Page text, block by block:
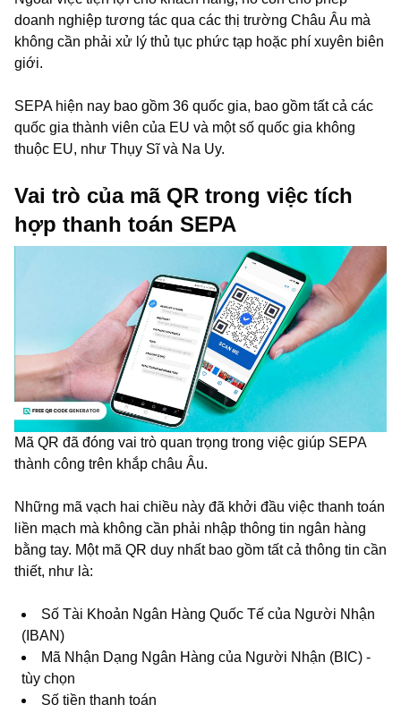
doanh nghiệp tương tác qua các thị trường Châu Âu mà
không cần phải xử lý thủ tục phức tạp hoặc phí xuyên biên
giới.
SEPA hiện nay bao gồm 36 quốc gia, bao gồm tất cả các
quốc gia thành viên của EU và một số quốc gia không
thuộc EU, như Thụy Sĩ và Na Uy.
Vai trò của mã QR trong việc tích
hợp thanh toán SEPA
Mã QR đã đóng vai trò quan trọng trong việc giúp SEPA
thành công trên khắp châu Âu.
Những mã vạch hai chiều này đã khởi đầu việc thanh toán
liền mạch mà không cần phải nhập thông tin ngân hàng
bằng tay. Một mã QR duy nhất bao gồm tất cả thông tin cần
thiết, như là:
Số Tài Khoản Ngân Hàng Quốc Tế của Người Nhận
(IBAN)
Mã Nhận Dạng Ngân Hàng của Người Nhận (BIC) -
tùy chọn
Số tiền thanh toán